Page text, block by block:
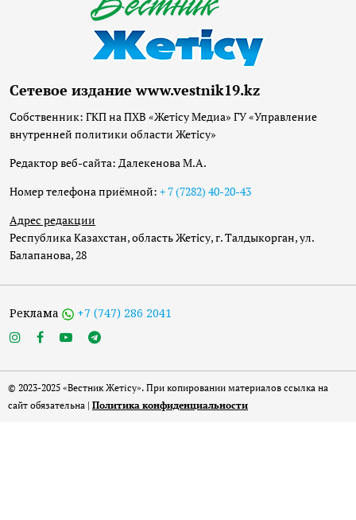
Сетевое издание www.vestnik19.kz
Собственник: ГКП на ПХВ «Жетісу Медиа» ГУ «Управление
внутренней политики области Жетісу»
Редактор веб-сайта: Далекенова М.А.
Номер телефона приёмной: + 7 (7282) 40-20-43
Адрес редакции
Республика Казахстан, область Жетісу, г. Талдыкорган, ул.
Балапанова, 28
Реклама +7 (747) 286 2041
© 2023-2025 «Вестник Жетісу». При копировании материалов ссылка на
сайт обязательна | Политика конфиденциальности